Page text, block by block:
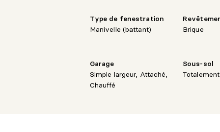
avec un potentiel locatif de 1 950$/
avec bail annuel.
jour et offrent un style raffiné et
Emplacement stratégique à proximité
Type de fenestration
Manivelle (battant)
Brique
Garage
Simple largeur, Attaché,
Chauffé
Sous-sol